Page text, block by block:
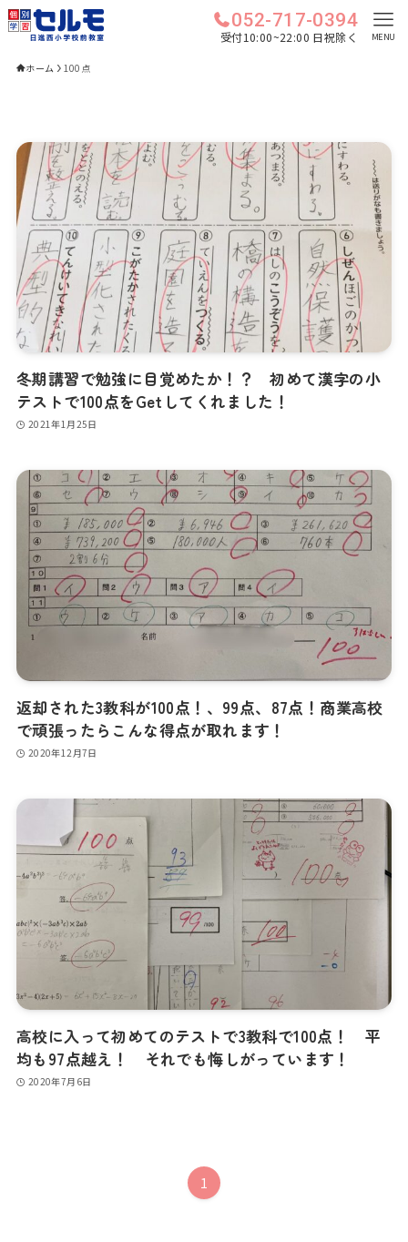
052-717-0394
受付10:00~22:00 日祝除く MENU
ホーム 100点
冬期講習で勉強に目覚めたか！？ 初めて漢字の小
テストで100点をGetしてくれました！
2021年1月25日
返却された3教科が100点！、99点、87点！商業高校
で頑張ったらこんな得点が取れます！
2020年12月7日
高校に入って初めてのテストで3教科で100点！ 平
均も97点越え！ それでも悔しがっています！
2020年7月6日
1